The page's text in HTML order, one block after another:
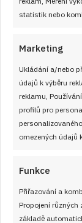
statistik nebo
Marketing
Ukládání a/nebo
údajů k výběru
reklamu,
profilů pro
omezených údajů
Funkce
Přiřazování a
Propojení různých
základě
17. 5. 2026
Krůtí čína se